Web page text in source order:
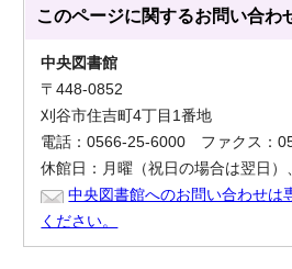
このページに関するお問い合わ
中央図書館
〒448-0852
刈谷市住吉町4丁目1番地
電話：0566-25-6000 ファクス：
休館日：月曜（祝日の場合は翌日）
中央図書館へのお問い合わせは
ください。